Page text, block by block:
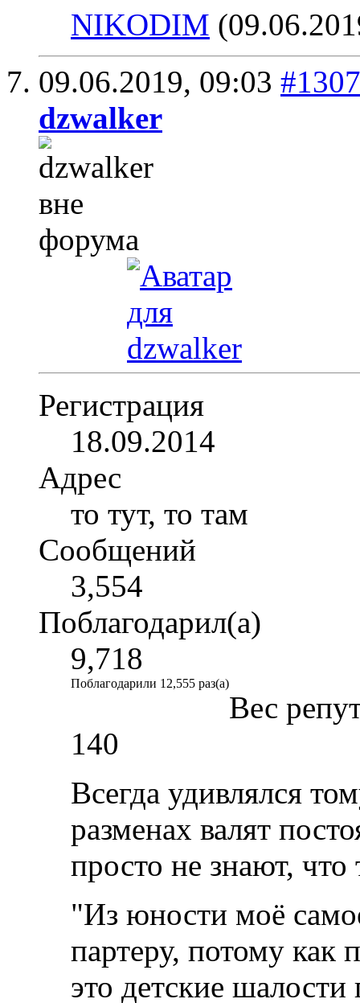
NIKODIM
09.06.2019, 09:03
dzwalker
Регистрация
18.09.2014
Адрес
то тут, то там
Сообщений
3,554
Поблагодарил(а)
9,718
Поблагодарили 12,555 раз(а)
Вес
140
Всегда удивлялся
разменах валят
просто не знают, что
"Из юности моё
партеру, потому как
это детские